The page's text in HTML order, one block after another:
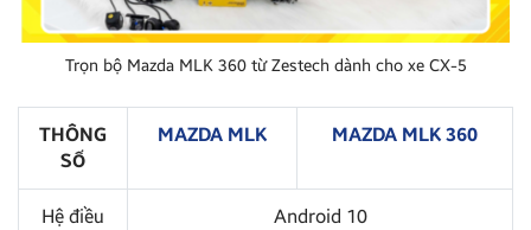
Trọn bộ Mazda MLK 360 từ Zestech dành cho xe CX-5
THÔNG
SỐ
MAZDA MLK MAZDA MLK 360
Hệ điều
Android 10